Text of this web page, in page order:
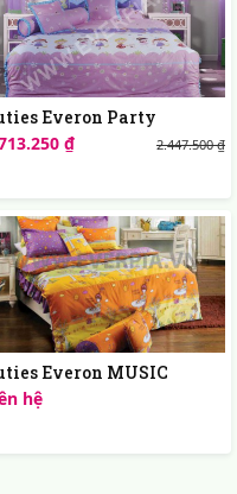
Everon Party
2.447.500 ₫
₫
Everon MUSIC
hệ